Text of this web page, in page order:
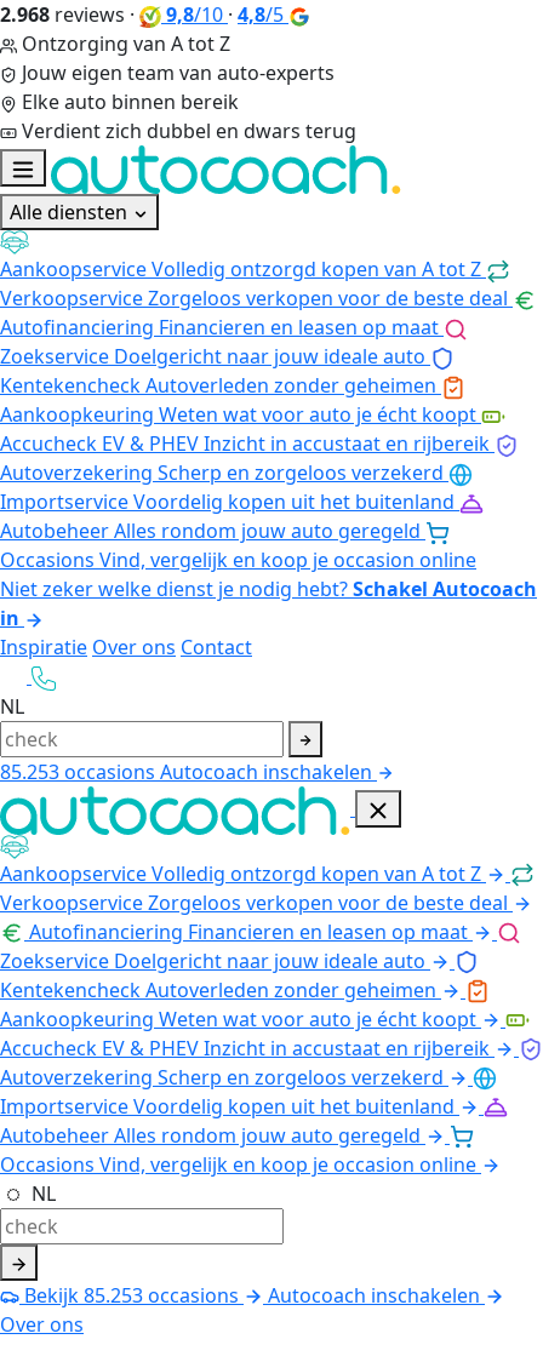
2.968 reviews · 9,8/10 · 4,8/5
Ontzorging van A tot Z
Jouw eigen team van auto-experts
Elke auto binnen bereik
Verdient zich dubbel en dwars terug
Alle diensten
AankoopserviceVolledig ontzorgd kopen van A tot Z
VerkoopserviceZorgeloos verkopen voor de beste deal
Autofinanciering Financieren en leasen op maat
Zoekservice Doelgericht naar jouw ideale auto
KentekencheckAutoverleden zonder geheimen
Aankoopkeuring Weten wat voor auto je écht koopt
Accucheck EV & PHEVInzicht in accustaat en rijbereik
Autoverzekering Scherp en zorgeloos verzekerd
ImportserviceVoordelig kopen uit het buitenland
AutobeheerAlles rondom jouw auto geregeld
Occasions Vind, vergelijk en koop je occasion online
Niet zeker welke dienst je nodig hebt?Schakel Autocoach
in
Inspiratie Over ons Contact
NL
85.253occasions Autocoach inschakelen
AankoopserviceVolledig ontzorgd kopen van A tot Z
VerkoopserviceZorgeloos verkopen voor de beste deal
Autofinanciering Financieren en leasen op maat
Zoekservice Doelgericht naar jouw ideale auto
KentekencheckAutoverleden zonder geheimen
Aankoopkeuring Weten wat voor auto je écht koopt
Accucheck EV & PHEVInzicht in accustaat en rijbereik
Autoverzekering Scherp en zorgeloos verzekerd
ImportserviceVoordelig kopen uit het buitenland
AutobeheerAlles rondom jouw auto geregeld
Occasions Vind, vergelijk en koop je occasion online
NL
Bekijk85.253occasions
Autocoach inschakelen
Over ons